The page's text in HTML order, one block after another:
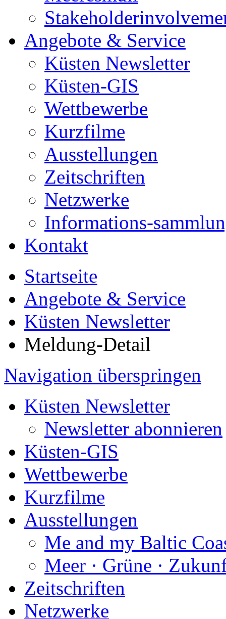
Angebote & Service
Küsten Newsletter
Küsten-GIS
Wettbewerbe
Kurzfilme
Ausstellungen
Zeitschriften
Netzwerke
Informations-
Kontakt
Startseite
Angebote & Service
Küsten Newsletter
Meldung-Detail
Navigation überspringen
Küsten Newsletter
Newsletter abonnieren
Küsten-GIS
Wettbewerbe
Kurzfilme
Ausstellungen
Me and my Baltic
Meer · Grüne ·
Zeitschriften
Netzwerke